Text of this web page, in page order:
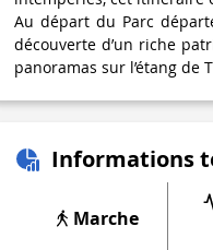
Au départ du Parc
découverte d’un riche
panoramas sur l’étang de
Informations
Marche